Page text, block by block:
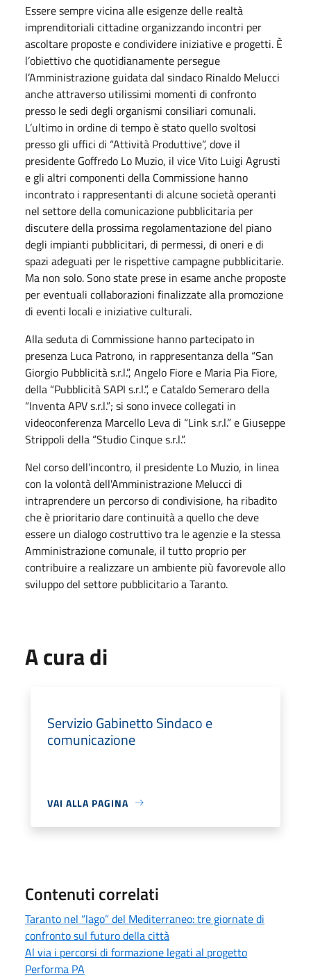
Essere sempre vicina alle esigenze delle realtà
imprenditoriali cittadine organizzando incontri per
ascoltare proposte e condividere iniziative e progetti. È
l’obiettivo che quotidianamente persegue
l’Amministrazione guidata dal sindaco Rinaldo Melucci
anche attraverso utilissimi momenti di confronto
presso le sedi degli organismi consiliari comunali.
L’ultimo in ordine di tempo è stato quello svoltosi
presso gli uffici di “Attività Produttive”, dove il
presidente Goffredo Lo Muzio, il vice Vito Luigi Agrusti
e gli altri componenti della Commissione hanno
incontrato i rappresentanti di alcune società operanti
nel settore della comunicazione pubblicitaria per
discutere della prossima regolamentazione del piano
degli impianti pubblicitari, di permessi, di oneri e di
spazi adeguati per le rispettive campagne pubblicitarie.
Ma non solo. Sono state prese in esame anche proposte
per eventuali collaborazioni finalizzate alla promozione
di eventi locali e iniziative culturali.
Alla seduta di Commissione hanno partecipato in
presenza Luca Patrono, in rappresentanza della “San
Giorgio Pubblicità s.r.l.”, Angelo Fiore e Maria Pia Fiore,
della “Pubblicità SAPI s.r.l.”, e Cataldo Semeraro della
“Inventa APV s.r.l.”; si sono invece collegati in
videoconferenza Marcello Leva di “Link s.r.l.” e Giuseppe
Strippoli della “Studio Cinque s.r.l.”.
Nel corso dell’incontro, il presidente Lo Muzio, in linea
con la volontà dell'Amministrazione Melucci di
intraprendere un percorso di condivisione, ha ribadito
che è prioritario dare continuità a quello che deve
essere un dialogo costruttivo tra le agenzie e la stessa
Amministrazione comunale, il tutto proprio per
contribuire a realizzare un ambiente più favorevole allo
sviluppo del settore pubblicitario a Taranto.
A cura di
Servizio Gabinetto Sindaco e
comunicazione
VAI ALLA PAGINA
Contenuti correlati
Taranto nel “lago” del Mediterraneo: tre giornate di
confronto sul futuro della città
Al via i percorsi di formazione legati al progetto
Performa PA